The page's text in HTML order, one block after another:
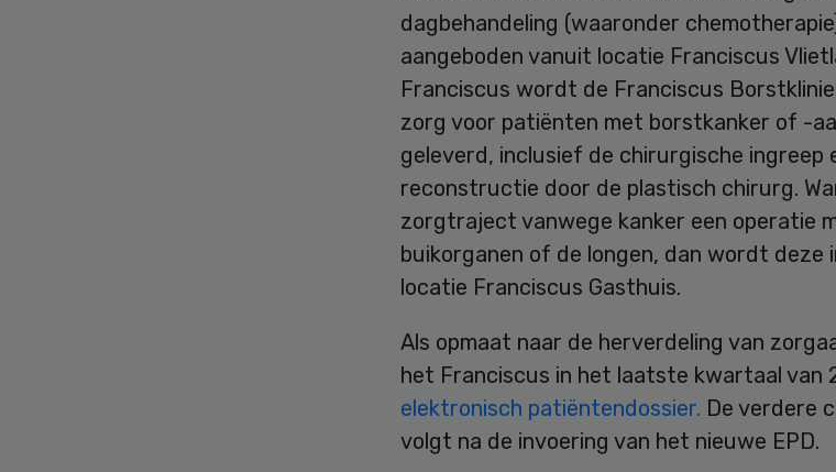
dagbehandeling (waaronder
aangeboden vanuit locatie Franciscus
Franciscus wordt de Franciscus
zorg voor patiënten met borstkanker of -
geleverd, inclusief de chirurgische ingreep
reconstructie door de plastisch chirurg.
zorgtraject vanwege kanker een operatie
buikorganen of de longen, dan wordt deze
locatie Franciscus Gasthuis.
Als opmaat naar de herverdeling van
het Franciscus in het laatste kwartaal van
elektronisch patiëntendossier. De verdere
volgt na de invoering van het nieuwe EPD.